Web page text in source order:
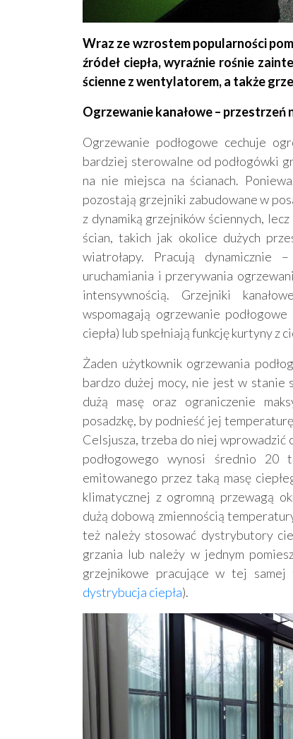
Wraz ze wzrostem popularności
źródeł ciepła, wyraźnie rośnie
ścienne z wentylatorem, a także
Ogrzewanie kanałowe – przestrzeń
Ogrzewanie podłogowe cechuje
bardziej sterowalne od podłogówki
na nie miejsca na ścianach.
pozostają grzejniki zabudowane w
z dynamiką grzejników ściennych,
ścian, takich jak okolice dużych
wiatrołapy. Pracują dynamicznie
uruchamiania i przerywania
intensywnością. Grzejniki
wspomagają ogrzewanie
ciepła) lub spełniają funkcję kurtyny z
Żaden użytkownik ogrzewania
bardzo dużej mocy, nie jest w stanie
dużą masę oraz ograniczenie
posadzkę, by podnieść jej
Celsjusza, trzeba do niej wprowadzić
podłogowego wynosi średnio
emitowanego przez taką masę
klimatycznej z ogromną przewagą
dużą dobową zmiennością
też należy stosować dystrybutory
grzania lub należy w jednym
grzejnikowe pracujące w tej samej
dystrybucja ciepła).